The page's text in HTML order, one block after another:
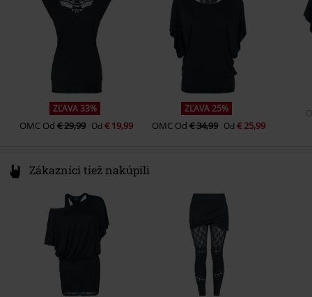
Weight/Grammage - T-Shirts
Basic tričko (cca 160 g/m2) -
Regularweight
info@forplay.shop
ZĽAVA 33%
OMC Od€ 29,99 Od€ 19,99
ZĽAVA 25%
OMC Od € 34,99 Od € 25,99
Zákazníci tiež nakúpili